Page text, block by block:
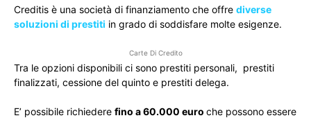
Creditis è una società di finanziamento che offre diverse
soluzioni di prestiti in grado di soddisfare molte esigenze.
Carte Di Credito
Tra le opzioni disponibili ci sono prestiti personali, prestiti
finalizzati, cessione del quinto e prestiti delega.
E’ possibile richiedere fino a 60.000 euro che possono essere